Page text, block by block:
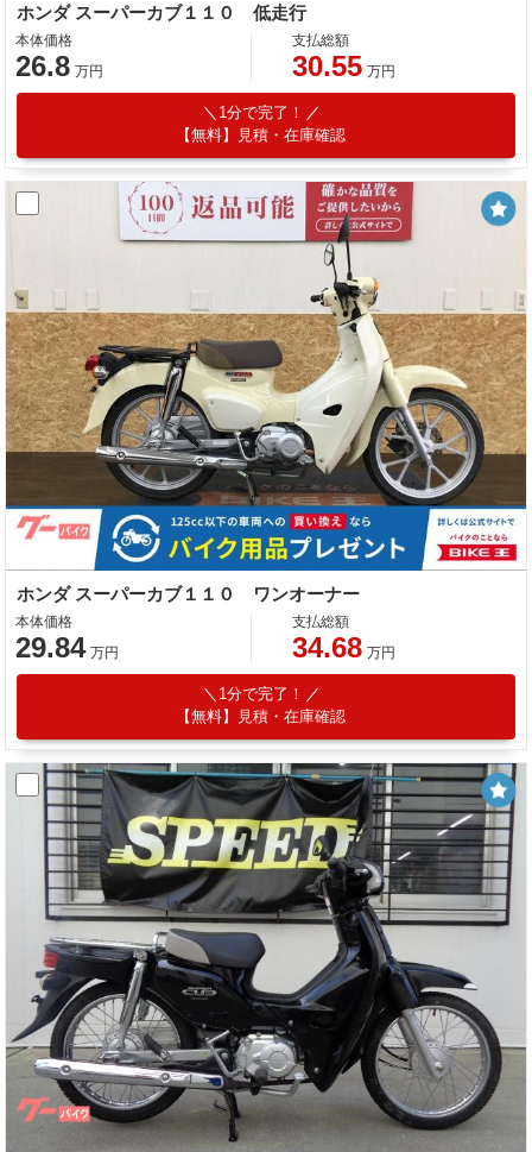
ホンダ スーパーカブ１１０ 低走行
本体価格
26.8 万円
支払総額
30.55 万円
1分で完了！
【無料】見積・在庫確認
ホンダ スーパーカブ１１０ ワンオーナー
本体価格
29.84 万円
支払総額
34.68 万円
1分で完了！
【無料】見積・在庫確認